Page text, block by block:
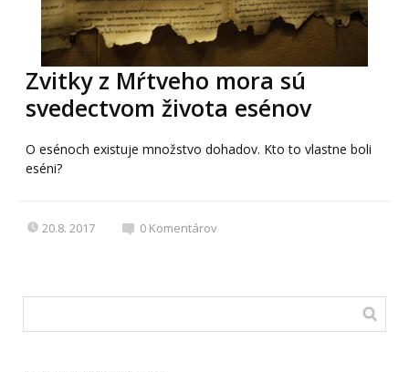
Zvitky z Mŕtveho mora sú
svedectvom života esénov
O esénoch existuje množstvo dohadov. Kto to vlastne boli
eséni?
20.8. 2017 0 Komentárov